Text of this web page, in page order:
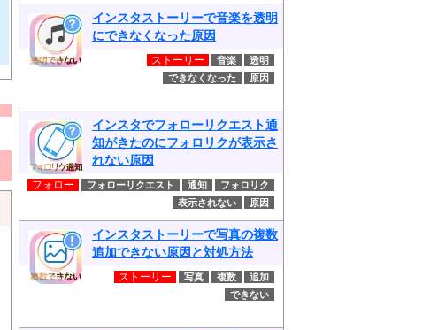
インスタストーリーで音楽を透明
にできなくなった原因
ストーリー 音楽
透明
できなくなった
原因
インスタでフォローリクエスト通
知がきたのにフォロリクが表示さ
れない原因
フォロー フォローリクエスト 通知
フォロリク
表示されない
原因
インスタストーリーで写真の複数
追加できない原因と対処方法
ストーリー 写真 複数
追加
できない